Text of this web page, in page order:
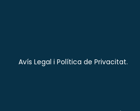
Avís Legal i Política de Privacitat.